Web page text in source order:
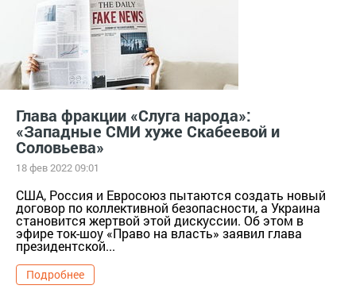
Глава фракции «Слуга народа»:
«Западные СМИ хуже Скабеевой и
Соловьева»
18 фев 2022 09:01
США, Россия и Евросоюз пытаются создать новый
договор по коллективной безопасности, а Украина
становится жертвой этой дискуссии. Об этом в
эфире ток-шоу «Право на власть» заявил глава
президентской...
Подробнее